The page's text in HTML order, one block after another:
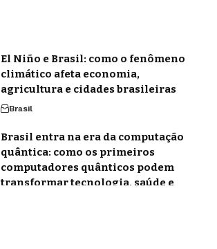
El Niño e Brasil: como o fenômeno
climático afeta economia,
agricultura e cidades brasileiras
Brasil
Brasil entra na era da computação
quântica: como os primeiros
computadores quânticos podem
transformar tecnologia, saúde e